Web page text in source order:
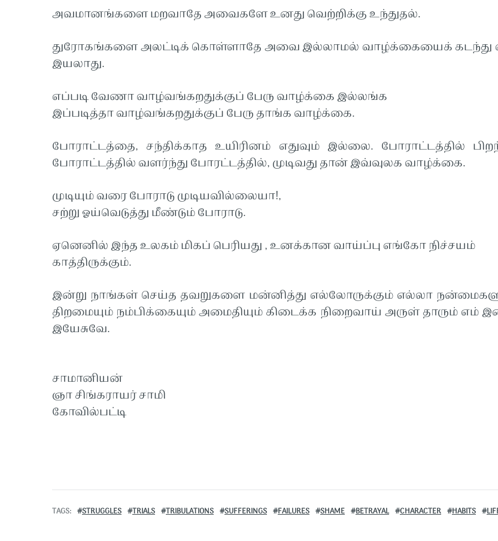
அவமானங்களை மறவாதே அவைகளே உனது வெற்றிக்கு உந்துதல்.
துரோகங்களை அலட்டிக் கொள்ளாதே அவை இல்லாமல் வாழ்க்கையைக் கடந்து
இயலாது.
எப்படி வேணா வாழ்வங்கறதுக்குப் பேரு வாழ்க்கை இல்லங்க
இப்படித்தா வாழ்வங்கறதுக்குப் பேரு தாங்க வாழ்க்கை.
போராட்டத்தை, சந்திக்காத உயிரினம் எதுவும் இல்லை. போராட்டத்தில்
போராட்டத்தில் வளர்ந்து போரட்டத்தில், முடிவது தான் இவ்வுலக வாழ்க்கை.
முடியும் வரை போராடு முடியவில்லையா!,
சற்று ஓய்வெடுத்து மீண்டும் போராடு.
ஏனெனில் இந்த உலகம் மிகப் பெரியது , உனக்கான வாய்ப்பு எங்கோ நிச்சயம்
காத்திருக்கும்.
இன்று நாங்கள் செய்த தவறுகளை மன்னித்து எல்லோருக்கும் எல்லா
திறமையும் நம்பிக்கையும் அமைதியும் கிடைக்க நிறைவாய் அருள் தாரும் எம்
இயேசுவே.
சாமானியன்
ஞா சிங்கராயர் சாமி
கோவில்பட்டி
TAGS STRUGGLES TRIALS TRIBULATIONS SUFFERINGS FAILURES SHAME BETRAYAL CHARACTER HABITS